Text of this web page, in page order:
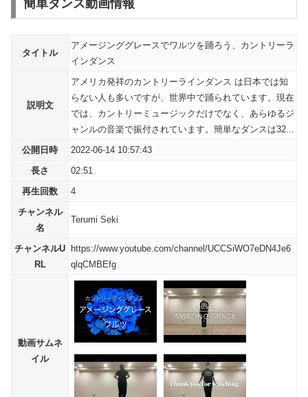
簡単ダンス動画情報
タイトル
アメージンググレースでワルツを踊ろう、カントリーラ
インダンス
説明文
アメリカ発祥のカントリーラインダンス は日本では知
らない人も多いですが、世界中で踊られています。現在
では、カントリーミュージックだけでなく、あらゆるジ
ャンルの音楽で振付されています。簡単なダンスは32...
公開日時
2022-06-14 10:57:43
長さ
02:51
再生回数
4
チャンネル
名
Terumi Seki
チャンネルU
RL
https://www.youtube.com/channel/UCCSiWO7eDN4Je6
qlqCMBEfg
動画サムネ
イル